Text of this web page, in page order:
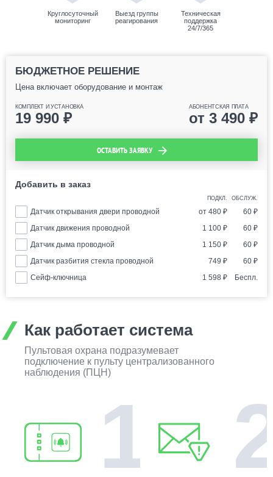
Круглосуточный
мониторинг
Выезд группы
реагирования
Техническая
поддержка
24/7/365
БЮДЖЕТНОЕ РЕШЕНИЕ
Цена включает оборудование и монтаж
КОМПЛЕКТ И УСТАНОВКА
19 990 ₽
АБОНЕНТСКАЯ ПЛАТА
от 3 490 ₽
ОСТАВИТЬ ЗАЯВКУ
Добавить в заказ
ПОДКЛ. ОБСЛУЖ.
Датчик открывания двери проводной от 480 ₽ 60 ₽
Датчик движения проводной
1 100 ₽ 60 ₽
Датчик дыма проводной
1 150 ₽ 60 ₽
Датчик разбития стекла проводной
749 ₽ 60 ₽
Сейф-ключница
1 598 ₽ Беспл.
Как работает система
Пультовая охрана подразумевает
подключение к пульту централизованного
наблюдения (ПЦН)
1